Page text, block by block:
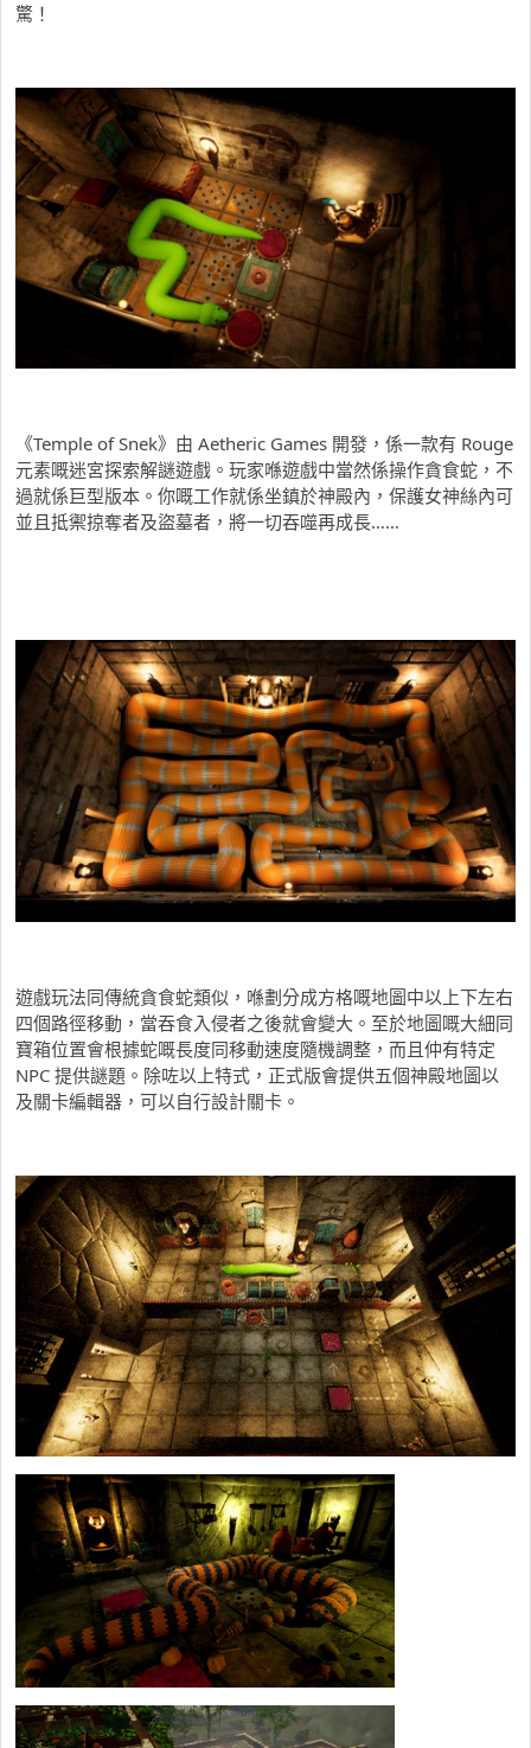
驚！
《Temple of Snek》由 Aetheric Games 開發，係一款有 Rouge
元素嘅迷宮探索解謎遊戲。玩家喺遊戲中當然係操作貪食蛇，不
過就係巨型版本。你嘅工作就係坐鎮於神殿內，保護女神絲內可
並且抵禦掠奪者及盜墓者，將一切吞噬再成長……
遊戲玩法同傳統貪食蛇類似，喺劃分成方格嘅地圖中以上下左右
四個路徑移動，當吞食入侵者之後就會變大。至於地圖嘅大細同
寶箱位置會根據蛇嘅長度同移動速度隨機調整，而且仲有特定
NPC 提供謎題。除咗以上特式，正式版會提供五個神殿地圖以
及關卡編輯器，可以自行設計關卡。